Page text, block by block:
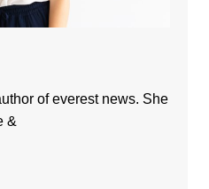
of everest news. She
&